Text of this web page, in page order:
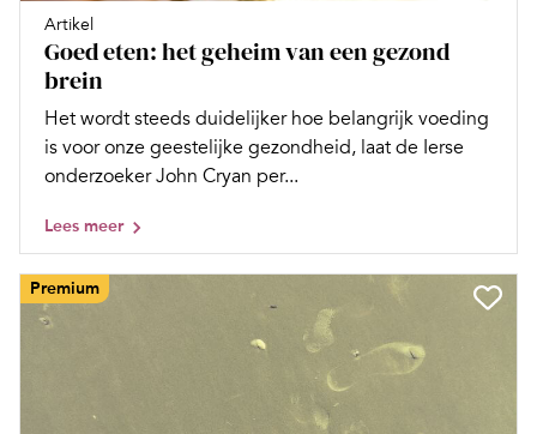
Artikel
Goed eten: het geheim van een gezond
brein
Het wordt steeds duidelijker hoe belangrijk voeding
is voor onze geestelijke gezondheid, laat de Ierse
onderzoeker John Cryan per...
Lees meer
Premium